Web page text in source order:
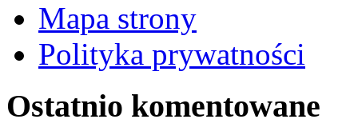
Mapa strony
Polityka prywatności
Ostatnio komentowane